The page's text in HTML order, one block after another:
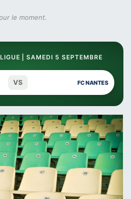
le moment.
| SAMEDI 5 SEPTEMBRE
VS FC NANTES